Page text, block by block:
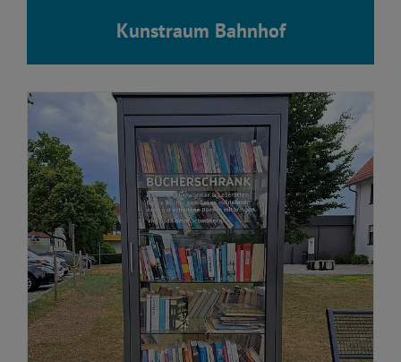
Kunstraum Bahnhof